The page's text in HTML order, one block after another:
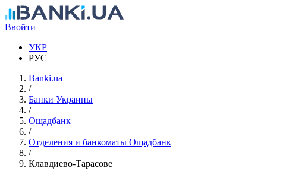
Перейти к основному содержанию
Ввойти
УКР
РУС
Banki.ua
/
Банки Украины
/
Ощадбанк
/
Отделения и банкоматы Ощадбанк
/
Клавдиево-Тарасове